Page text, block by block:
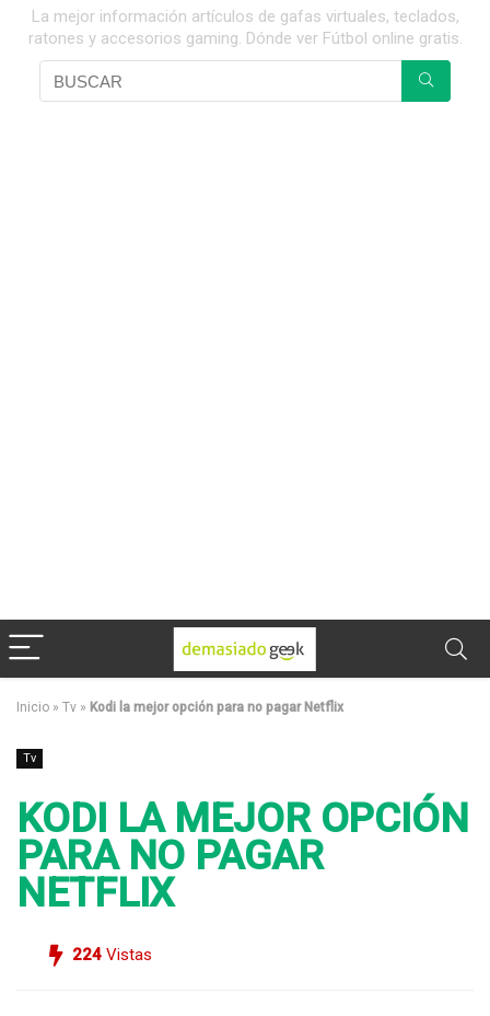
La mejor información artículos de gafas virtuales, teclados,
ratones y accesorios gaming. Dónde ver Fútbol online gratis.
Inicio » Tv » Kodi la mejor opción para no pagar Netflix
Tv
KODI LA MEJOR OPCIÓN
PARA NO PAGAR
NETFLIX
224 Vistas